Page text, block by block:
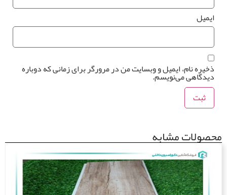
نام، ایمیل و وبسایت من در مرورگر برای زمانی که دوباره
می‌نویسم.
مشابه